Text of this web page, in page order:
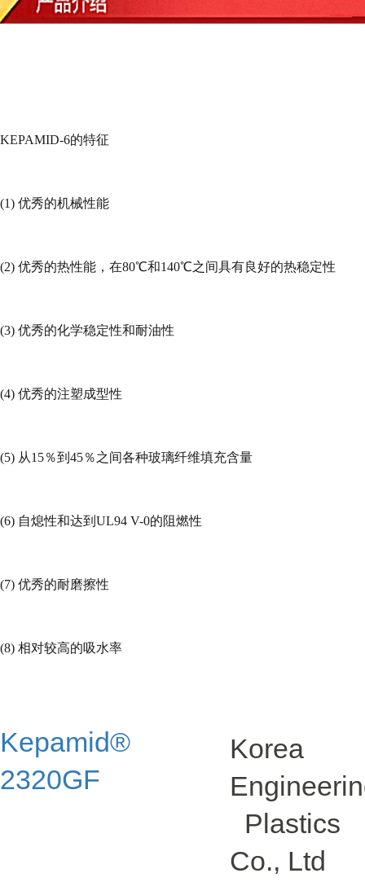
KEPAMID-6的特征
(1) 优秀的机械性能
(2) 优秀的热性能，在80℃和140℃之间具有良好的热稳定性
(3) 优秀的化学稳定性和耐油性
(4) 优秀的注塑成型性
(5) 从15％到 45％之间各种玻璃纤维填充含量
(6) 自熄性和达到 UL94 V-0的阻燃性
(7) 优秀的耐磨擦性
(8) 相对较高的吸水率
Kepamid®
2320GF
Korea
Plastics
Co., Ltd